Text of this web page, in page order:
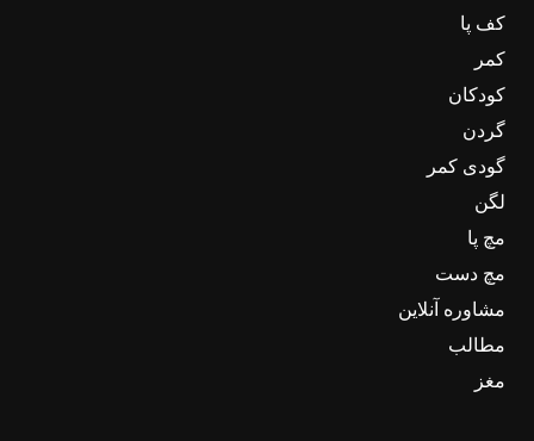
کف پا
کمر
کودکان
گردن
گودی کمر
لگن
مچ پا
مچ دست
مشاوره آنلاین
مطالب
مغز